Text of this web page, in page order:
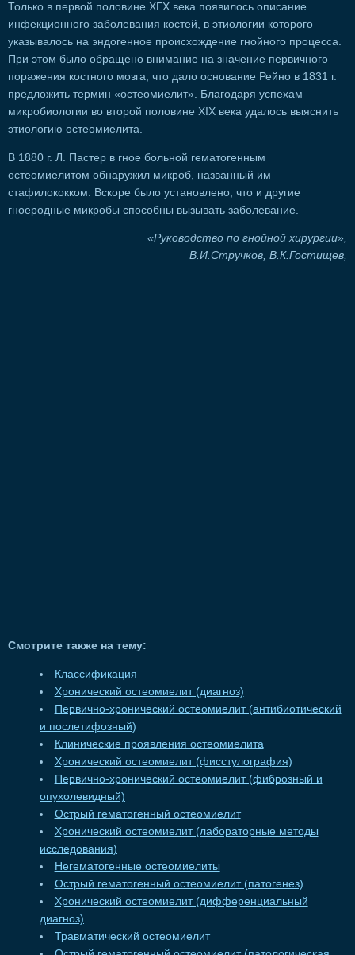
Только в первой половине ХГХ века появилось описание
инфекционного заболевания костей, в этиологии которого
указывалось на эндогенное происхождение гнойного процесса.
При этом было обращено внимание на значение первичного
поражения костного мозга, что дало основание Рейно в 1831 г.
предложить термин «остеомиелит». Благодаря успехам
микробиологии во второй половине XIX века удалось выяснить
этиологию остеомиелита.
В 1880 г. Л. Пастер в гное больной гематогенным
остеомиелитом обнаружил микроб, названный им
стафилококком. Вскоре было установлено, что и другие
гноеродные микробы способны вызывать заболевание.
«Руководство по гнойной хирургии»,
В.И.Стручков, В.К.Гостищев,
Смотрите также на тему:
Классификация
Хронический остеомиелит (диагноз)
Первично-хронический остеомиелит (антибиотический
и послетифозный)
Клинические проявления остеомиелита
Хронический остеомиелит (фисстулография)
Первично-хронический остеомиелит (фиброзный и
опухолевидный)
Острый гематогенный остеомиелит
Хронический остеомиелит (лабораторные методы
исследования)
Негематогенные остеомиелиты
Острый гематогенный остеомиелит (патогенез)
Хронический остеомиелит (дифференциальный
диагноз)
Травматический остеомиелит